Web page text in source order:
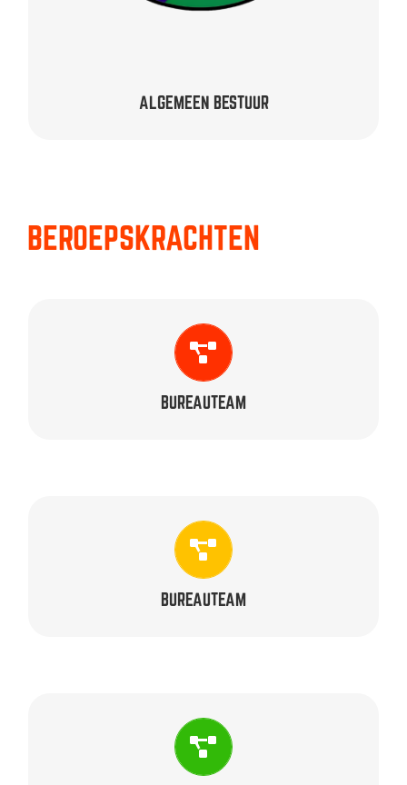
ALGEMEEN BESTUUR
BEROEPSKRACHTEN
BUREAUTEAM
CONSULENT
Myrthe Janssen
BUREAUTEAM
CONSULENT
Karin Dubois
CONSULENT
Monique Noten-Lonij